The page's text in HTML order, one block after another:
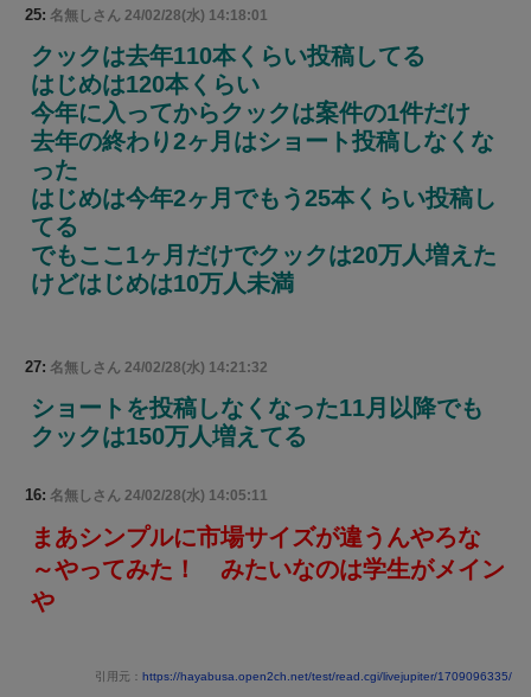
25: 名無しさん 24/02/28(水) 14:18:01
クックは去年110本くらい投稿してる
はじめは120本くらい
今年に入ってからクックは案件の1件だけ
去年の終わり2ヶ月はショート投稿しなくな
った
はじめは今年2ヶ月でもう25本くらい投稿し
てる
でもここ1ヶ月だけでクックは20万人増えた
けどはじめは10万人未満
27: 名無しさん 24/02/28(水) 14:21:32
ショートを投稿しなくなった11月以降でも
クックは150万人増えてる
16: 名無しさん 24/02/28(水) 14:05:11
まあシンプルに市場サイズが違うんやろな
～やってみた！ みたいなのは学生がメイン
や
引用元： https://hayabusa.open2ch.net/test/read.cgi/livejupiter/1709096335/